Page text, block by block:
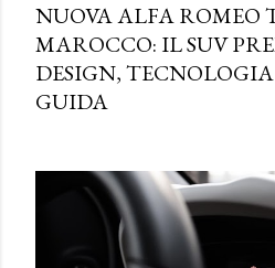
NUOVA ALFA ROMEO
MAROCCO: IL SUV
DESIGN,
GUIDA